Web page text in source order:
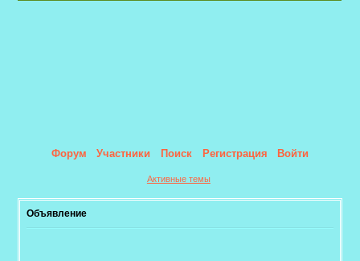
Форум Участники Поиск Регистрация Войти
Активные темы
Объявление